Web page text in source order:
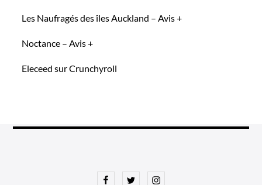
Les Naufragés des îles Auckland – Avis +
Noctance – Avis +
Eleceed sur Crunchyroll
FacebookTwitterInstagram